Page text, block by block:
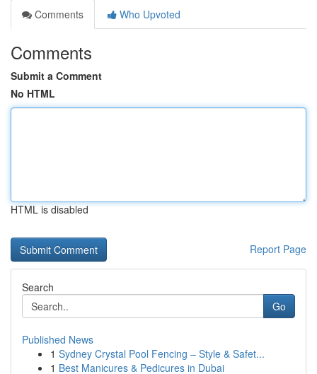
Comments
Who Upvoted
Comments
Submit a Comment
No HTML
HTML is disabled
Report Page
Search
Go
Published News
1 Sydney Crystal Pool Fencing – Style & Safet...
1 Best Manicures & Pedicures in Dubai